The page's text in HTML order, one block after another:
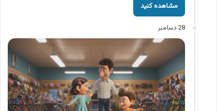
مشاهده کنید
28 دسامبر